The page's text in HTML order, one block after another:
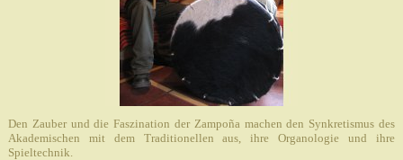
Den Zauber und die Faszination der Zampoña machen den Synkretismus des
Akademischen mit dem Traditionellen aus, ihre Organologie und ihre
Spieltechnik.